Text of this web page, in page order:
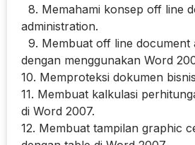
8. Memahami konsep off line
administration.
9. Membuat off line document
dengan menggunakan Word
10. Memproteksi dokumen
11. Membuat kalkulasi
di Word 2007.
12. Membuat tampilan graphic